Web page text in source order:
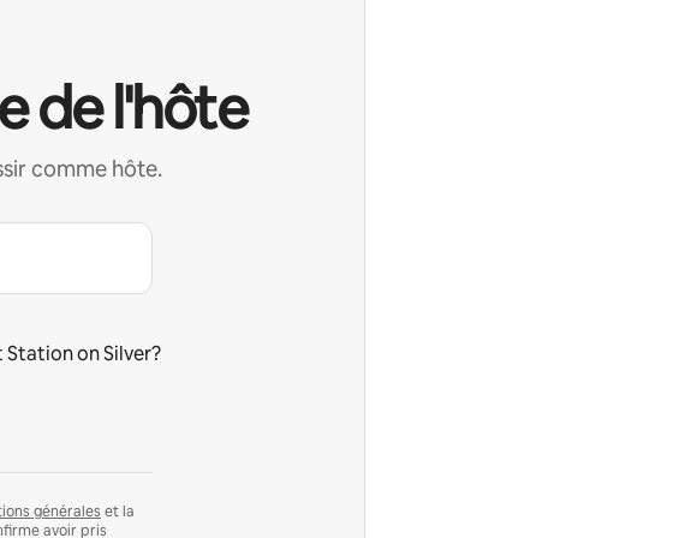
de l'hôte
comme hôte.
on Silver?
générales et la
avoir pris